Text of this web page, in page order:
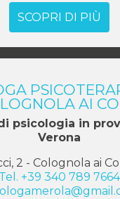
SCOPRI DI PIÙ
AI
psicologia in
Verona
2 - Colognola ai
Tel. +39 340 789 7664